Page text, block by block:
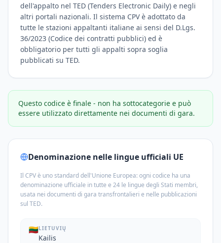
dell'appalto nel TED (Tenders Electronic Daily) e negli
altri portali nazionali. Il sistema CPV è adottato da
tutte le stazioni appaltanti italiane ai sensi del D.Lgs.
36/2023 (Codice dei contratti pubblici) ed è
obbligatorio per tutti gli appalti sopra soglia
pubblicati su TED.
Questo codice è finale - non ha sottocategorie e può
essere utilizzato direttamente nei documenti di gara.
Denominazione nelle lingue ufficiali UE
Il CPV è uno standard dell'Unione Europea: ogni codice ha una
denominazione ufficiale in tutte e 24 le lingue degli Stati membri,
usata nei documenti di gara transfrontalieri e nelle pubblicazioni
sul TED.
🇱🇹LIETUVIŲ
Kailis